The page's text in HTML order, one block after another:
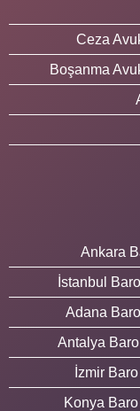
Ceza
Boşanma
Ankara
İstanbul
Adana
Antalya
İzmir
Konya